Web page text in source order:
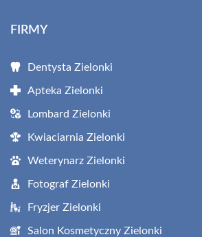
FIRMY
Dentysta Zielonki
Apteka Zielonki
Lombard Zielonki
Kwiaciarnia Zielonki
Weterynarz Zielonki
Fotograf Zielonki
Fryzjer Zielonki
Salon Kosmetyczny Zielonki